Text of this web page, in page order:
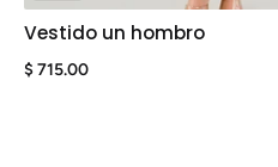
Vestido un hombro
$ 715.00